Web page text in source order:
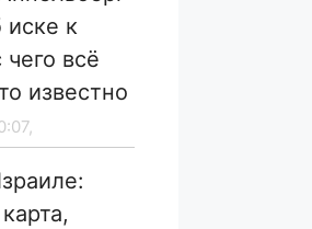
к
всё
известно